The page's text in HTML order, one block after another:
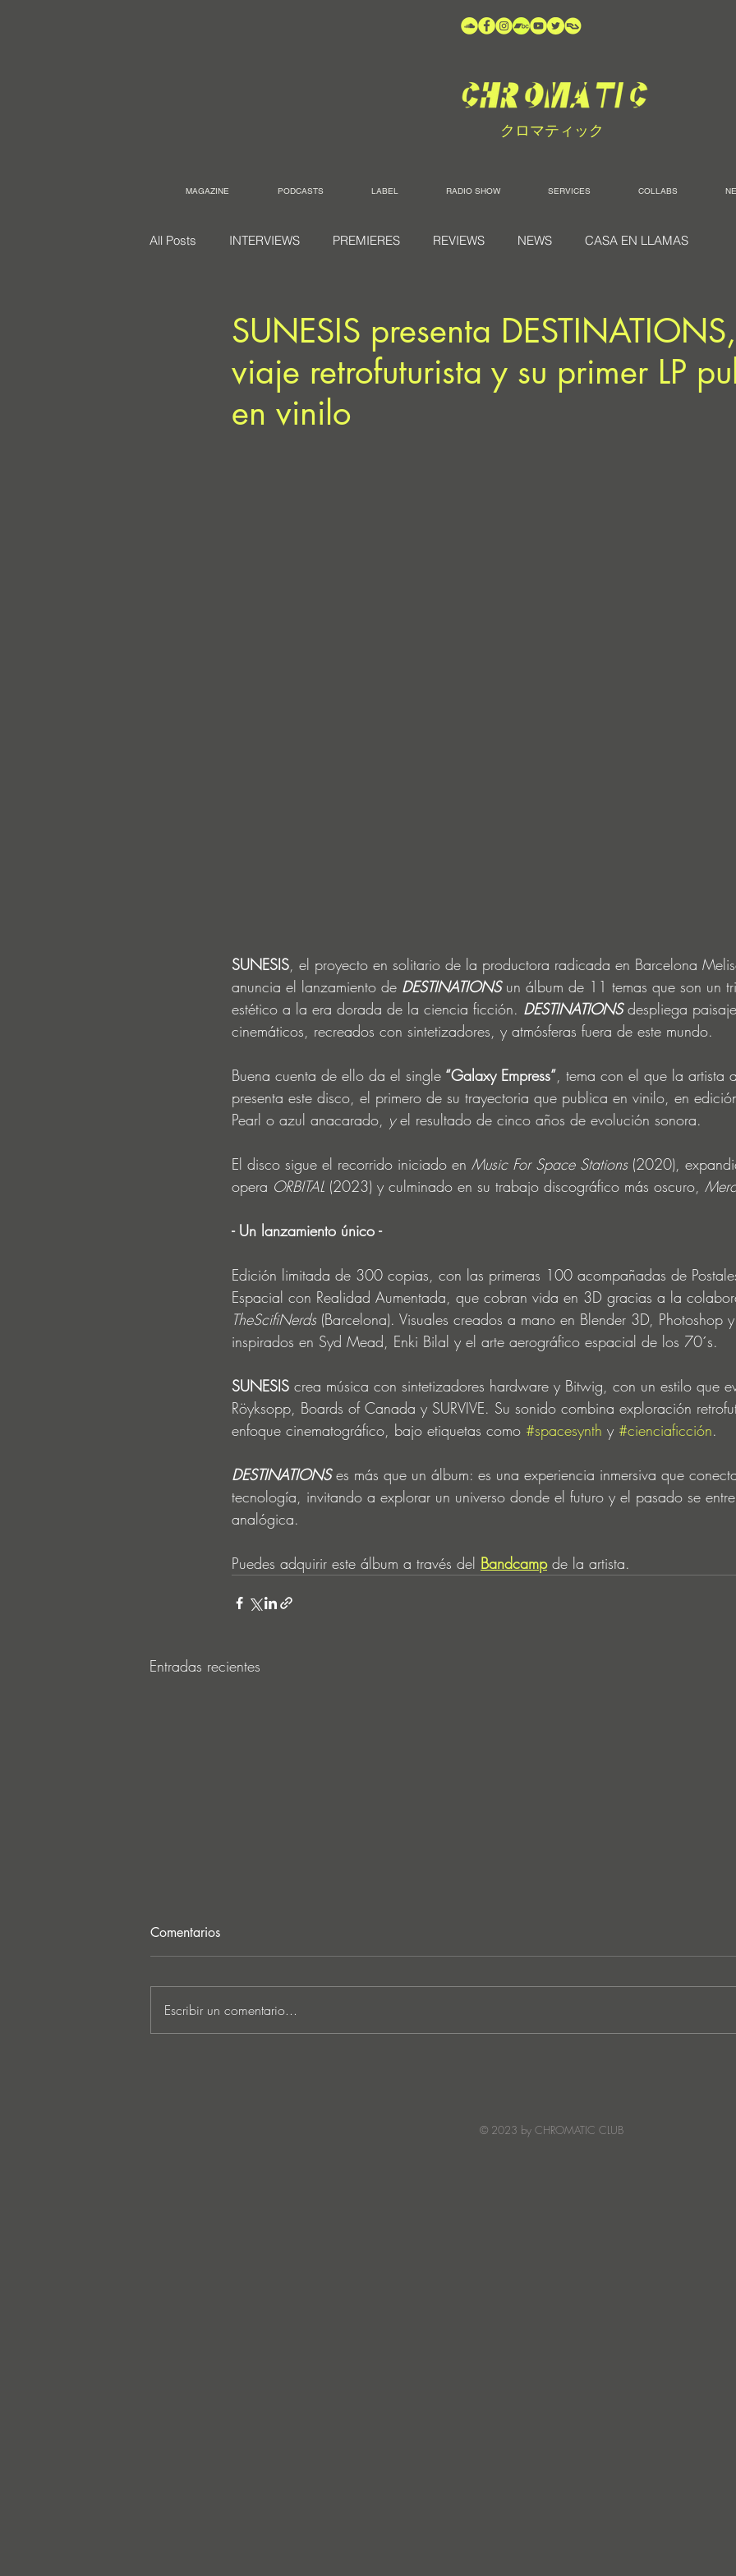
クロマティック
MAGAZINE PODCASTS LABEL RADIO SHOW SERVICES COLLABS
All Posts INTERVIEWS PREMIERES REVIEWS NEWS CASA EN LLAMAS
SUNESIS presenta
viaje retrofuturista y su primer LP
en vinilo
SUNESIS, el proyecto en solitario de la productora radicada en Barcelona
anuncia el lanzamiento de DESTINATIONS un álbum de 11 temas que son un
estético a la era dorada de la ciencia ficción. DESTINATIONS despliega
cinemáticos, recreados con sintetizadores, y atmósferas fuera de este mundo.
Buena cuenta de ello da el single “Galaxy Empress”, tema con el que la artista
presenta este disco, el primero de su trayectoria que publica en vinilo, en
Pearl o azul anacarado, y el resultado de cinco años de evolución sonora.
El disco sigue el recorrido iniciado en Music For Space Stations (2020),
opera ORBITAL (2023) y culminado en su trabajo discográfico más oscuro,
- Un lanzamiento único -
Edición limitada de 300 copias, con las primeras 100 acompañadas de
Espacial con Realidad Aumentada, que cobran vida en 3D gracias a la
TheScifiNerds (Barcelona). Visuales creados a mano en Blender 3D, Photoshop
inspirados en Syd Mead, Enki Bilal y el arte aerográfico espacial de los 70´s.
SUNESIS crea música con sintetizadores hardware y Bitwig, con un estilo que
Röyksopp, Boards of Canada y SURVIVE. Su sonido combina exploración
enfoque cinematográfico, bajo etiquetas como #spacesynth y #cienciaficción.
DESTINATIONS es más que un álbum: es una experiencia inmersiva que
tecnología, invitando a explorar un universo donde el futuro y el pasado se
analógica.
Puedes adquirir este álbum a través del Bandcamp de la artista.
Entradas recientes
Comentarios
Escribir un comentario...
© 2023 by CHROMATIC CLUB